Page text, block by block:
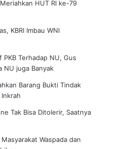
HUT RI ke-79
KBRI Imbau WNI
PKB Terhadap NU, Gus
NU juga Banyak
Barang Bukti Tindak
Tak Bisa Ditolerir, Saatnya
Waspada dan